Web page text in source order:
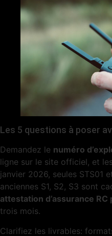
Les 5 questions à poser
Demandez le numéro
ligne sur le site officiel, et
janvier 2026, seules STS01
anciennes S1, S2, S3 sont
attestation d’assurance RC
trois mois.
Clarifiez les livrables: